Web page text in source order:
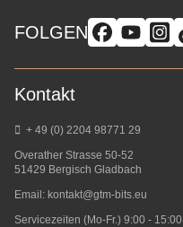
FOLGEN
Kontakt
+ 49 (0) 2204 98771 29
Overather Strasse 50-52
51429 Bergisch Gladbach
Email: kontakt@gtm-bits.eu
Servicezeiten (Mo-Fr.) 9:00 - 15:00